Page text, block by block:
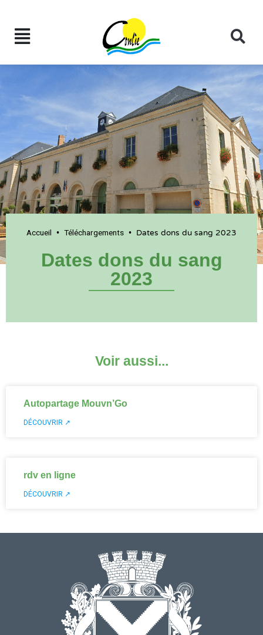
Accueil • Téléchargements • Dates dons du sang 2023
Dates dons du sang
2023
Voir aussi...
Autopartage Mouvn’Go
DÉCOUVRIR ↗
rdv en ligne
DÉCOUVRIR ↗